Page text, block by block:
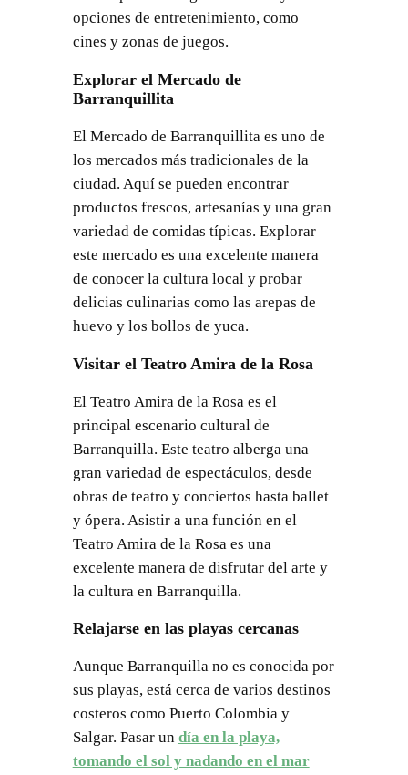
opciones de entretenimiento, como
cines y zonas de juegos.
Explorar el Mercado de
Barranquillita
El Mercado de Barranquillita es uno de
los mercados más tradicionales de la
ciudad. Aquí se pueden encontrar
productos frescos, artesanías y una gran
variedad de comidas típicas. Explorar
este mercado es una excelente manera
de conocer la cultura local y probar
delicias culinarias como las arepas de
huevo y los bollos de yuca.
Visitar el Teatro Amira de la Rosa
El Teatro Amira de la Rosa es el
principal escenario cultural de
Barranquilla. Este teatro alberga una
gran variedad de espectáculos, desde
obras de teatro y conciertos hasta ballet
y ópera. Asistir a una función en el
Teatro Amira de la Rosa es una
excelente manera de disfrutar del arte y
la cultura en Barranquilla.
Relajarse en las playas cercanas
Aunque Barranquilla no es conocida por
sus playas, está cerca de varios destinos
costeros como Puerto Colombia y
Salgar. Pasar un día en la playa,
tomando el sol y nadando en el mar